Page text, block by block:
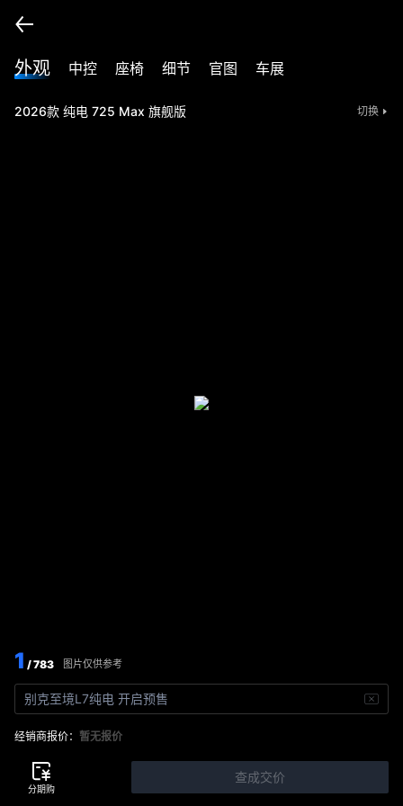
外观 中控 座椅 细节 官图 车展
2026款 纯电 725 Max 旗舰版 切换
1 / 783 图片仅供参考
别克至境L7纯电 开启预售
经销商报价： 暂无报价
查成交价